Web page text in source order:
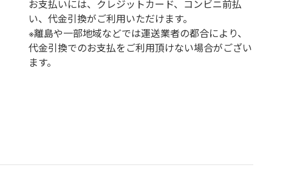
お⽀払いには、クレジットカード、コンビニ前払
い、代金引換がご利用いただけます。
※離島や一部地域などでは運送業者の都合により、
代金引換でのお支払をご利用頂けない場合がござい
ます。